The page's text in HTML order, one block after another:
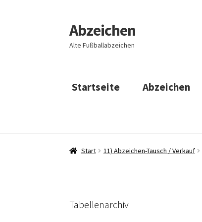
Zur
Navigation
springen
Zum
Inhalt
springen
Abzeichen
Alte Fußballabzeichen
Startseite Abzeichen
Start 11) Abzeichen-Tausch / Verkauf
Tabellenarchiv